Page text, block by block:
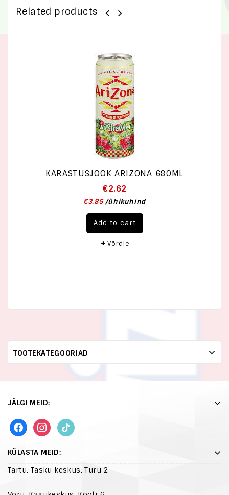
Related products
KARASTUSJOOK ARIZONA 680ML
€2.62
€3.85 /ühikuhind
Add to cart
Võrdle
TOOTEKATEGOORIAD
JÄLGI MEID:
KÜLASTA MEID:
Tartu, Tasku keskus, Turu 2